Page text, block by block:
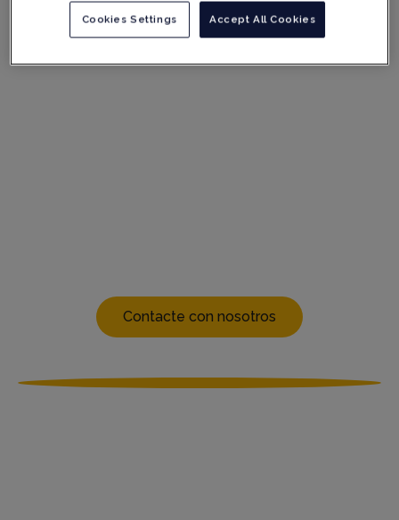
Servicio de asesoramiento sobre el sistema de
gestión de la calidad
Contacte con nosotros
Accept All Cookies
Cookies Settings